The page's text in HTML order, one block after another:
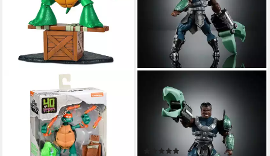
PLAYMATES TOYS
Actionfigur Teenage Mutant
Ninja Turtles 40th
Anniversary 10 cm
ab 24,90 €
lieferbar - in 4-5 Werktagen bei dir
Actionfigur Masters of
Universe Origins Turtles of
Grayskull Actionfigur Clamp
(3)